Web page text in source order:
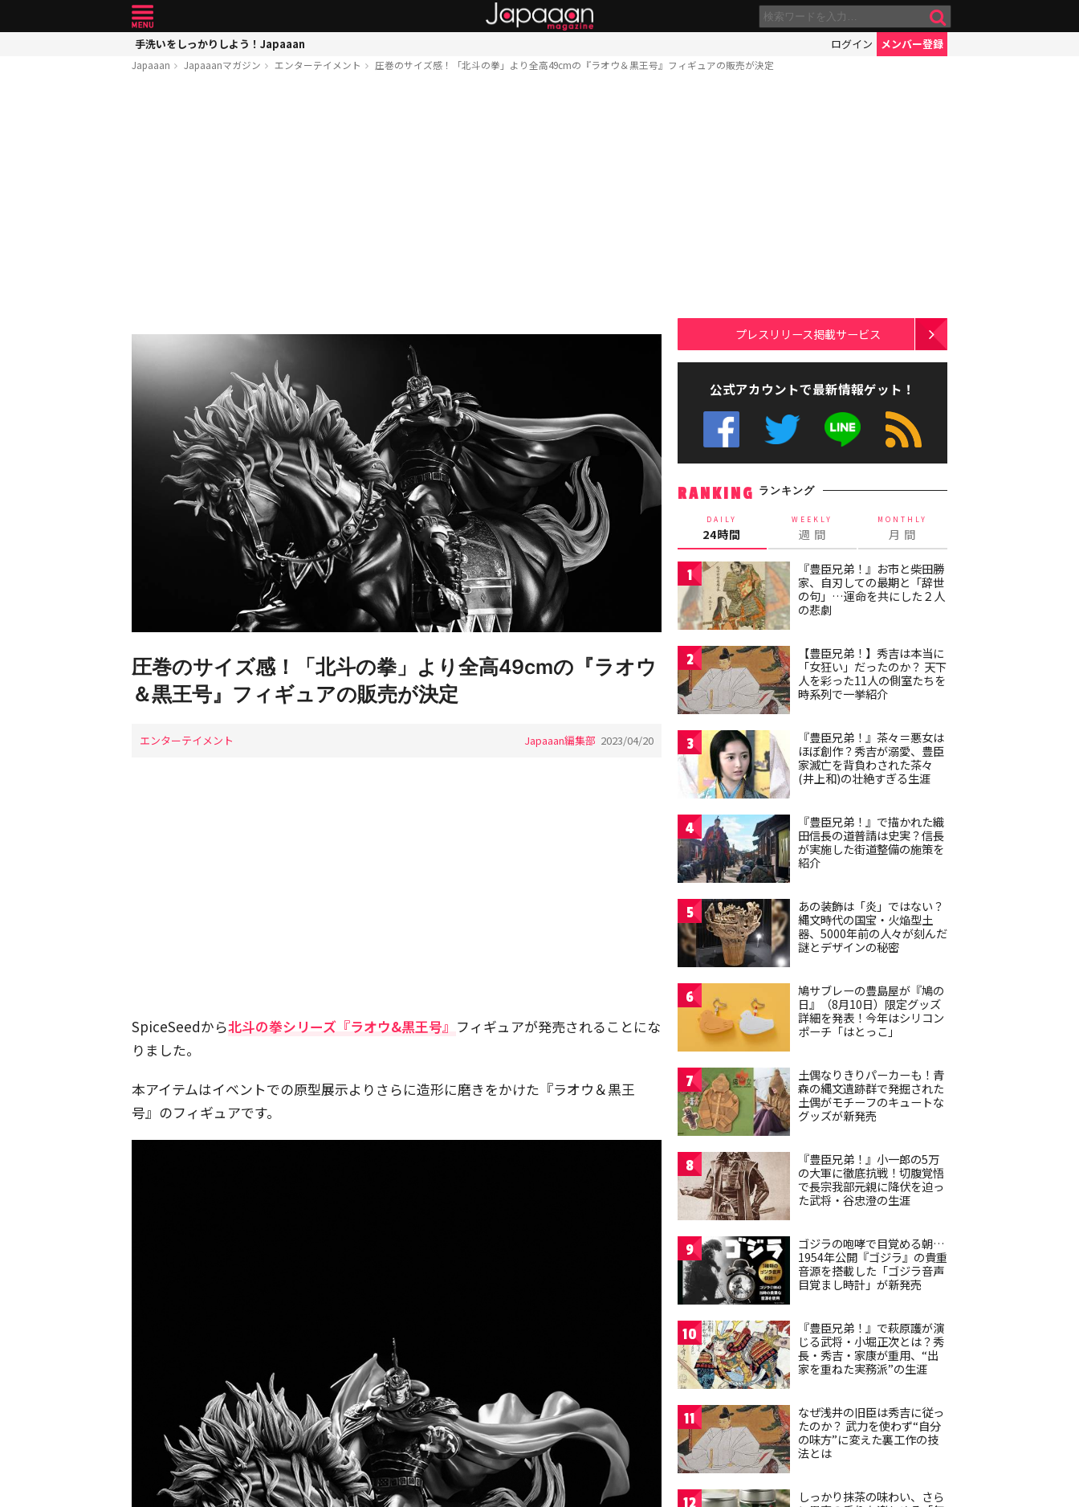
手洗いをしっかりしよう！Japaaan ログイン メンバー登録
Japaaan Japaaanマガジン エンターテイメント 圧巻のサイズ感！「北斗の拳」より全高49cmの『ラオウ＆黒王号』フィギュアの販売が決定
圧巻のサイズ感！「北斗の拳」より全高49cmの『ラオウ
＆黒王号』フィギュアの販売が決定
エンターテイメント Japaaan編集部 2023/04/20
SpiceSeedから北斗の拳シリーズ『ラオウ&黒王号』 フィギュアが発売されることにな
りました。
本アイテムはイベントでの原型展示よりさらに造形に磨きをかけた『ラオウ＆黒王
号』のフィギュアです。
プレスリリース掲載サービス
公式アカウントで最新情報ゲット！
RANKING ランキング
DAILY
24時間
WEEKLY
週 間
MONTHLY
月 間
1
『豊臣兄弟！』お市と柴田勝
家、自刃しての最期と「辞世
の句」…運命を共にした２人
の悲劇
2
【豊臣兄弟！】秀吉は本当に
「女狂い」だったのか？ 天下
人を彩った11人の側室たちを
時系列で一挙紹介
3
『豊臣兄弟！』茶々＝悪女は
ほぼ創作？秀吉が溺愛、豊臣
家滅亡を背負わされた茶々
(井上和)の壮絶すぎる生涯
4
『豊臣兄弟！』で描かれた織
田信長の道普請は史実？信長
が実施した街道整備の施策を
紹介
5
あの装飾は「炎」ではない？
縄文時代の国宝・火焔型土
器、5000年前の人々が刻んだ
謎とデザインの秘密
6
鳩サブレーの豊島屋が『鳩の
日』（8月10日）限定グッズ
詳細を発表！今年はシリコン
ポーチ「はとっこ」
7
土偶なりきりパーカーも！青
森の縄文遺跡群で発掘された
土偶がモチーフのキュートな
グッズが新発売
8
『豊臣兄弟！』小一郎の5万
の大軍に徹底抗戦！切腹覚悟
で長宗我部元親に降伏を迫っ
た武将・谷忠澄の生涯
9
ゴジラの咆哮で目覚める朝…
1954年公開『ゴジラ』の貴重
音源を搭載した「ゴジラ音声
目覚まし時計」が新発売
10
『豊臣兄弟！』で萩原護が演
じる武将・小堀正次とは？秀
長・秀吉・家康が重用、“出
家を重ねた実務派”の生涯
11
なぜ浅井の旧臣は秀吉に従っ
たのか？ 武力を使わず“自分
の味方”に変えた裏工作の技
法とは
12
しっかり抹茶の味わい、さら